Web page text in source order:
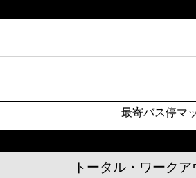
最寄バス停マ
トータル・ワークア